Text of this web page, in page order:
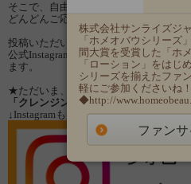
そこで、自由にリール動画を撮影・投
どんどんご応募くださいませ✨
投稿いただいた動画は
公式Instagramやその他媒体（チラシ
ます。
★ただいま、公式Instagramでは
「クレンジングオイルプレゼントキャ
↓Instagramも是非チェックしてみてく
株式会社サンライズジ
「ホメオバウシリーズ
間大賞を受賞した「ホ
「ローション」をはじ
シリーズを揃えたファ
軽にご参加くださいね！
◆http://
ファン